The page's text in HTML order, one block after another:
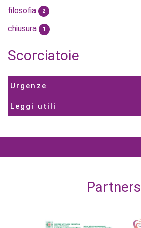
filosofia 2
chiusura 1
Scorciatoie
Urgenze
Leggi utili
Partners